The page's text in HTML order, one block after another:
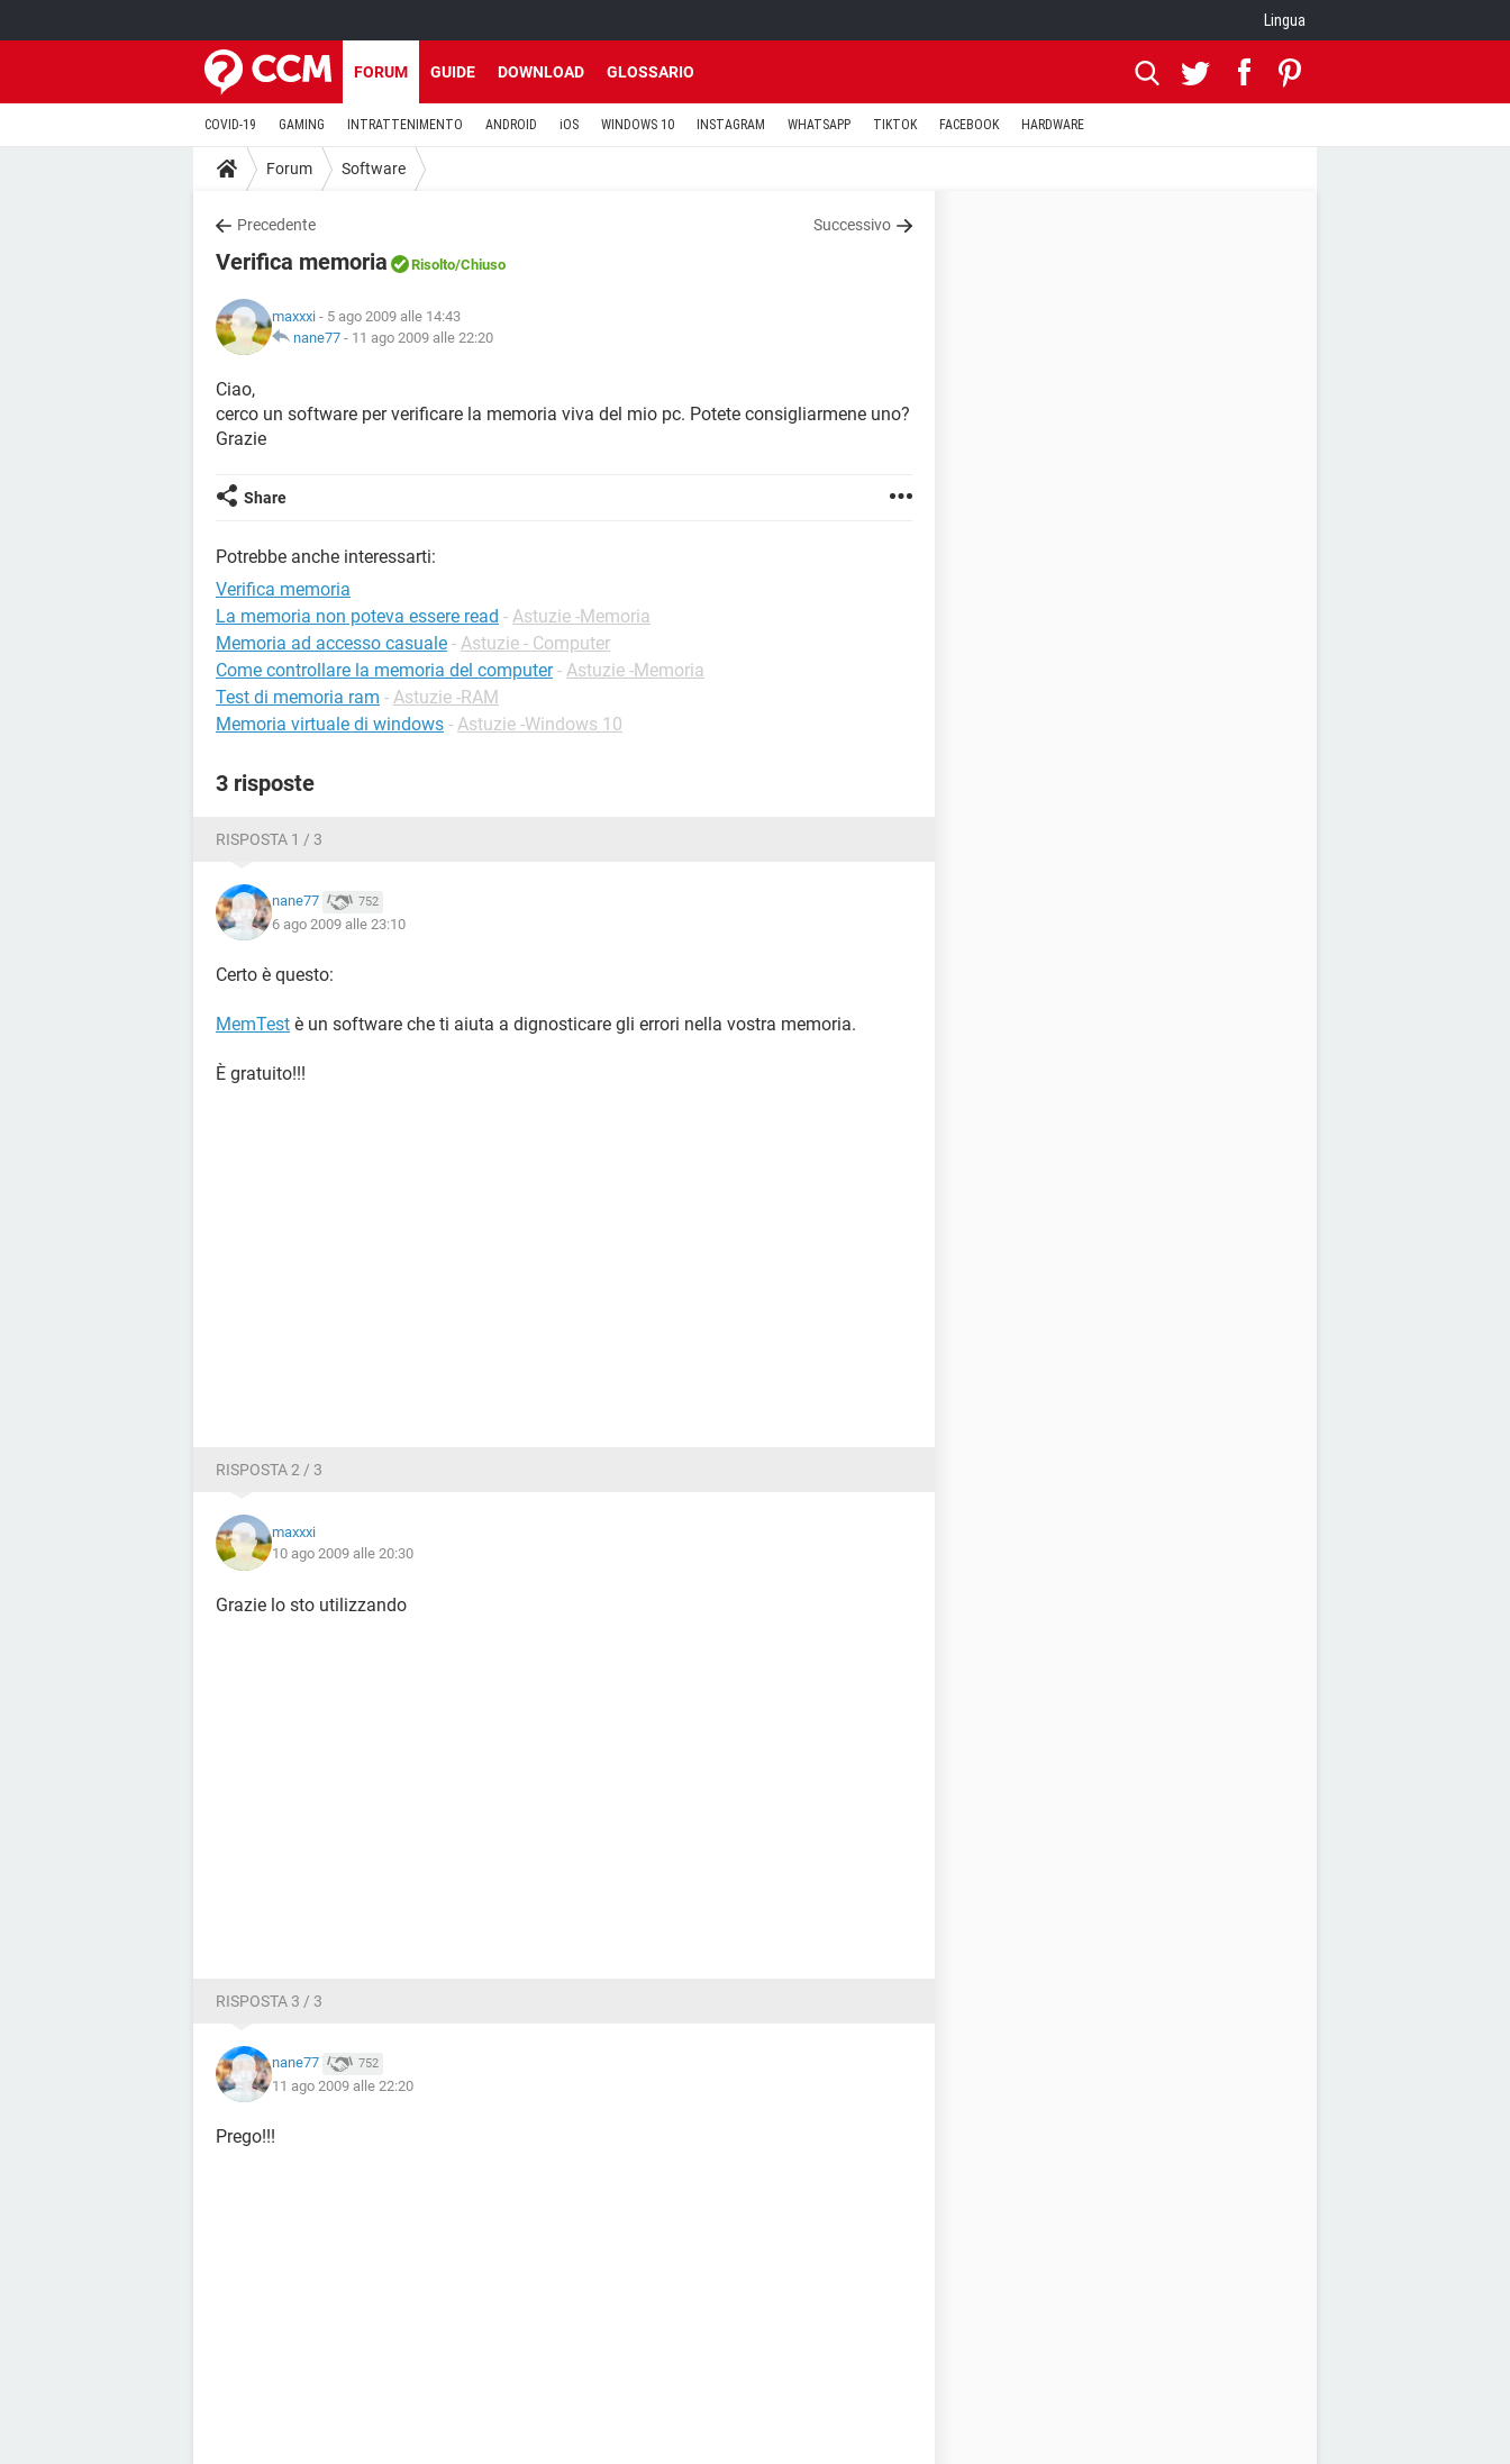
Lingua
FORUM GUIDE DOWNLOAD GLOSSARIO
COVID-19 GAMING INTRATTENIMENTO ANDROID iOS WINDOWS 10 INSTAGRAM WHATSAPP TIKTOK FACEBOOK HARDWARE
Forum Software
Precedente Successivo
Verifica memoria Risolto/Chiuso
maxxxi - 5 ago 2009 alle 14:43
nane77 - 11 ago 2009 alle 22:20
Ciao,
cerco un software per verificare la memoria viva del mio pc. Potete consigliarmene uno?
Grazie
Share
Potrebbe anche interessarti:
Verifica memoria
La memoria non poteva essere read - Astuzie -Memoria
Memoria ad accesso casuale - Astuzie - Computer
Come controllare la memoria del computer - Astuzie -Memoria
Test di memoria ram - Astuzie -RAM
Memoria virtuale di windows - Astuzie -Windows 10
3 risposte
RISPOSTA 1 / 3
nane77 752
6 ago 2009 alle 23:10
Certo è questo:
MemTest è un software che ti aiuta a dignosticare gli errori nella vostra memoria.
È gratuito!!!
RISPOSTA 2 / 3
maxxxi
10 ago 2009 alle 20:30
Grazie lo sto utilizzando
RISPOSTA 3 / 3
nane77 752
11 ago 2009 alle 22:20
Prego!!!